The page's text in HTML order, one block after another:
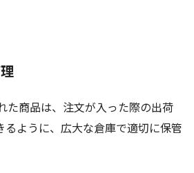
た商品は、注文が入った際の出荷
ように、広大な倉庫で適切に保管